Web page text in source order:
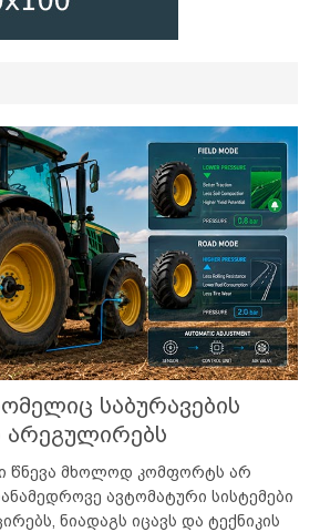
საბურავების
არეგულირებს
წნევა მხოლოდ კომფორტს არ
ავტომატური სისტემები
ნიადაგს იცავს და ტექნიკის